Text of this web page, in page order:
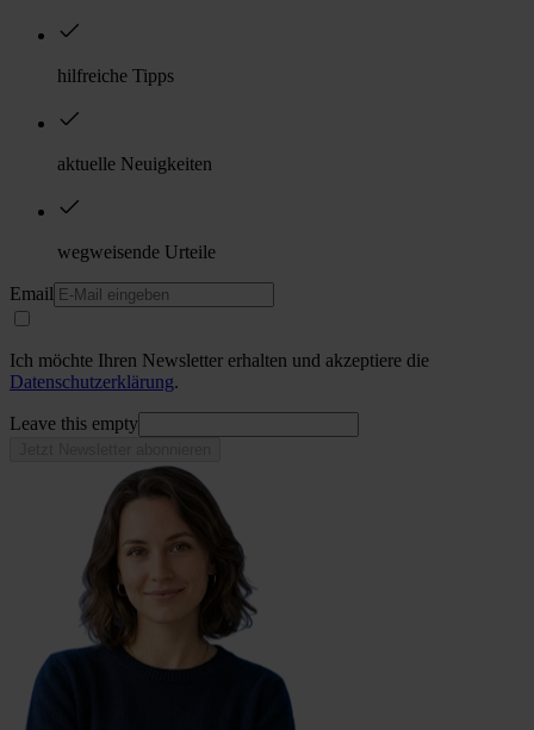
hilfreiche Tipps
aktuelle Neuigkeiten
wegweisende Urteile
Email
Ich möchte Ihren Newsletter erhalten und akzeptiere die
Datenschutzerklärung.
Leave this empty